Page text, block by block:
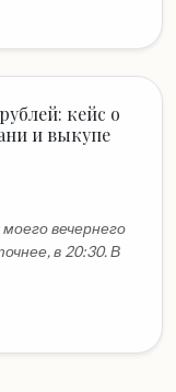
кейс о
и выкупе
вечернего
в 20:30. В